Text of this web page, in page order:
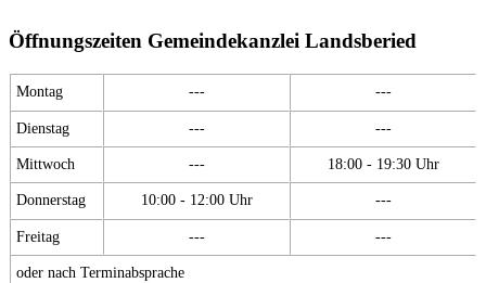
Öffnungszeiten Gemeindekanzlei Landsberied
Montag --- ---
Dienstag --- ---
Mittwoch --- 18:00 - 19:30 Uhr
Donnerstag 10:00 - 12:00 Uhr ---
Freitag --- ---
oder nach Terminabsprache